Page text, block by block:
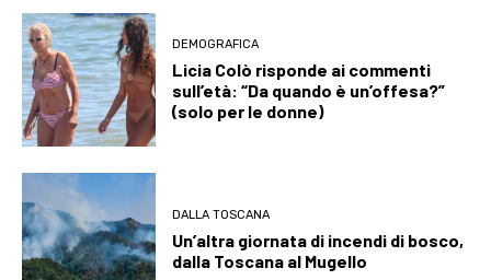
DEMOGRAFICA
Licia Colò risponde ai commenti
sull’età: “Da quando è un’offesa?”
(solo per le donne)
DALLA TOSCANA
Un’altra giornata di incendi di bosco,
dalla Toscana al Mugello